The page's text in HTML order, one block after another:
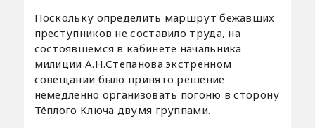
Поскольку определить маршрут бежавших
преступников не составило труда, на
состоявшемся в кабинете начальника
милиции А.Н.Степанова экстренном
совещании было принято решение
немедленно организовать погоню в сторону
Тёплого Ключа двумя группами.